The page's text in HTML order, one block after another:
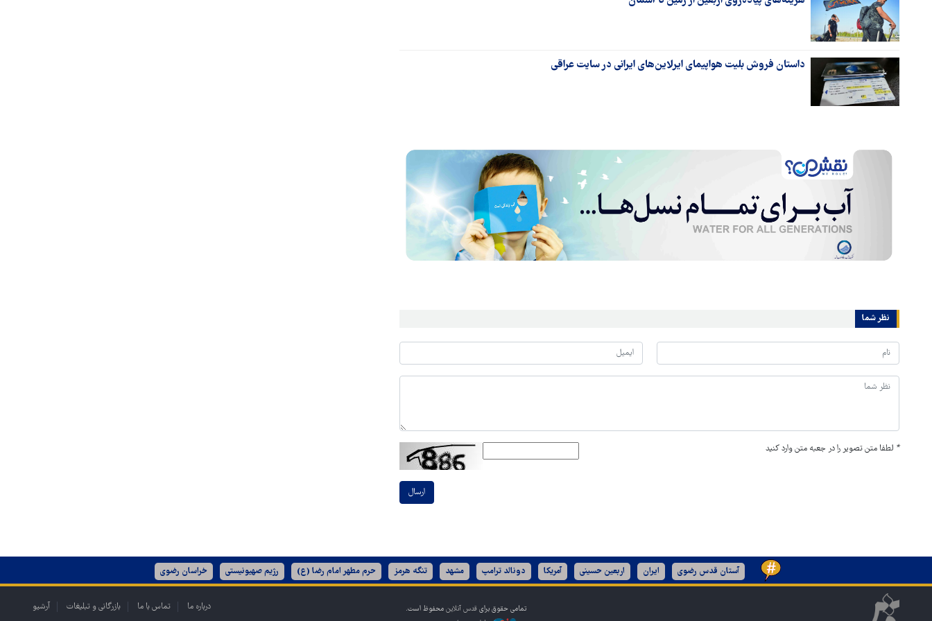
داستان فروش بلیت هواپیمای ایرلاین‌های ایرانی در سایت‌ عراقی
نظر شما
* لطفا متن تصویر را در جعبه متن وارد کنید
ارسال
آستان قدس رضوی ایران اربعین حسینی آمریکا دونالد ترامپ مشهد تنگه هرمز حرم مطهر امام رضا (ع) رژیم صهیونیستی خراسان رضوی
تمامی حقوق برای قدس آنلاین محفوظ است.
درباره ما تماس با ما بازرگانی و تبلیغات آرشیو